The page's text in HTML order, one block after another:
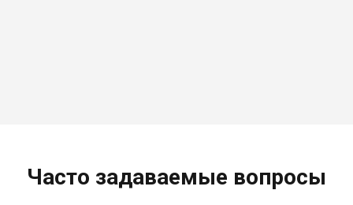
Часто задаваемые вопросы